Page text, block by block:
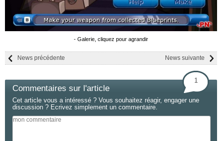
- Galerie, cliquez pour agrandir
News suivante
News précédente
Commentaires sur l'article
1
Cet article vous a intéressé ? Vous souhaitez réagir, engager une
discussion ? Ecrivez simplement un commentaire.